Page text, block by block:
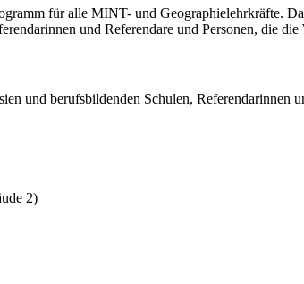
für alle MINT- und Geographielehrkräfte.
und Referendare und Personen, die
und berufsbildenden Schulen, Referendarinnen
2)